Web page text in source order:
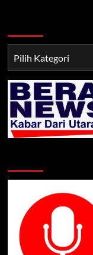
TNI/POLRI